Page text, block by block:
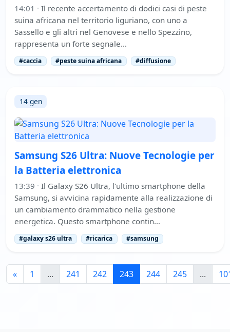
14:01 · Il recente accertamento di dodici casi di peste
suina africana nel territorio liguriano, con uno a
Sassello e gli altri nel Genovese e nello Spezzino,
rappresenta un forte segnale…
#caccia #peste suina africana #diffusione
14 gen
Samsung S26 Ultra: Nuove Tecnologie per
la Batteria elettronica
13:39 · Il Galaxy S26 Ultra, l'ultimo smartphone della
Samsung, si avvicina rapidamente alla realizzazione di
un cambiamento drammatico nella gestione
energetica. Questo smartphone contin…
#galaxy s26 ultra #ricarica #samsung
« 1 ... 241 242 243 244 245 ...